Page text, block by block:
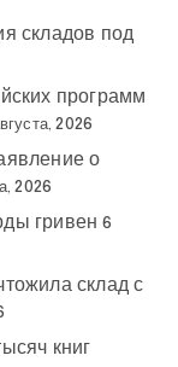
складов под
программ
2026
о
2026
гривен 6
склад с
книг